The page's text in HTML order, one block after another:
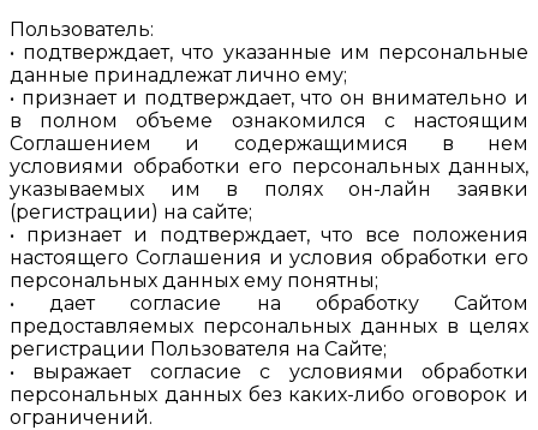
Пользователь:
• подтверждает, что указанные им персональные
данные принадлежат лично ему;
• признает и подтверждает, что он внимательно и
в полном объеме ознакомился с настоящим
Соглашением и содержащимися в нем
условиями обработки его персональных данных,
указываемых им в полях он-лайн заявки
(регистрации) на сайте;
• признает и подтверждает, что все положения
настоящего Соглашения и условия обработки его
персональных данных ему понятны;
• дает согласие на обработку Сайтом
предоставляемых персональных данных в целях
регистрации Пользователя на Сайте;
• выражает согласие с условиями обработки
персональных данных без каких-либо оговорок и
ограничений.